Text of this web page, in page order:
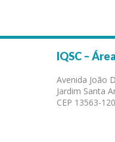
IQSC –
Avenida João
Jardim Santa
CEP 13563-